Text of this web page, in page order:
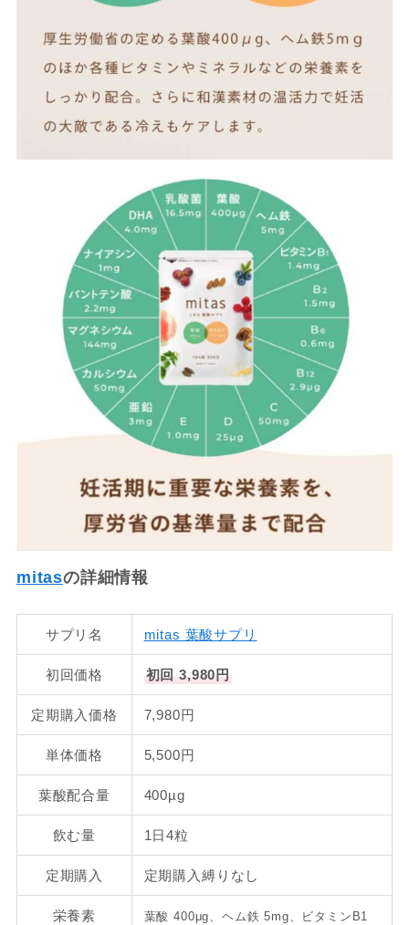
mitasの詳細情報
サプリ名 mitas 葉酸サプリ
初回価格 初回 3,980円
定期購入価格 7,980円
単体価格 5,500円
葉酸配合量 400µg
飲む量 1日4粒
定期購入 定期購入縛りなし
栄養素
葉酸 400μg、ヘム鉄 5mg、ビタミンB1